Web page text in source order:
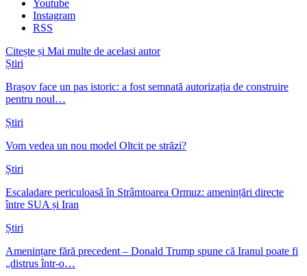
Youtube
Instagram
RSS
Citește și Mai multe de acelasi autor
Știri
Brașov face un pas istoric: a fost semnată autorizația de construire
pentru noul…
Știri
Vom vedea un nou model Oltcit pe străzi?
Știri
Escaladare periculoasă în Strâmtoarea Ormuz: amenințări directe
între SUA și Iran
Știri
Amenințare fără precedent – Donald Trump spune că Iranul poate fi
„distrus într-o…